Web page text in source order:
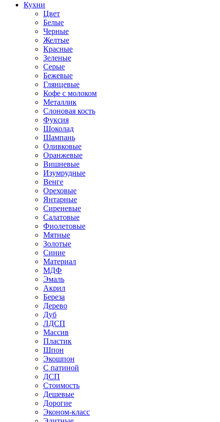
Кухни
Цвет
Белые
Черные
Желтые
Красные
Зеленые
Серые
Бежевые
Глянцевые
Кофе с молоком
Металлик
Слоновая кость
Фуксия
Шоколад
Шампань
Оливковые
Оранжевые
Вишневые
Изумрудные
Венге
Ореховые
Янтарные
Сиреневые
Салатовые
Фиолетовые
Мятные
Золотые
Синие
Материал
МДФ
Эмаль
Акрил
Береза
Дерево
Дуб
ЛДСП
Массив
Пластик
Шпон
Экошпон
С патиной
ДСП
Стоимость
Дешевые
Дорогие
Эконом-класс